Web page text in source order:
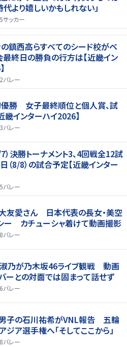
代より嬉しいかもしれない」
サッカー
鎮西高らすべてのシード校がベ
最終日の勝負の行方は【近畿イン
バレー
勝 女子最終順位と個人賞、試
畿インターハイ2026】
バレー
）決勝トーナメント3、4回戦全12試
（8/8）の試合予定【近畿インター
バレー
友愛さん 日本代表の長女・美空
ー カチューシャ着けて動画撮影
バレー
淑乃が乃木坂46ライブ観戦 動画
との対面では固まって話せず
バレー
子の石川祐希がVNL報告 五輪
ジア選手権へ「そしてここから」
バレー